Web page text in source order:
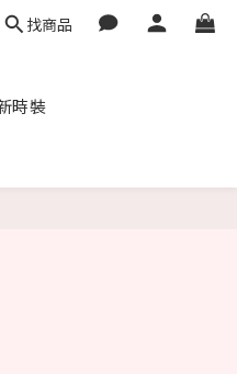
找商品
時裝